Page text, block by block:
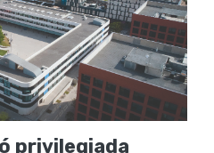
privilegiada